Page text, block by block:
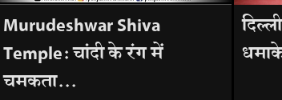
Murudeshwar Shiva
Temple: चांदी के रंग में
चमकता...